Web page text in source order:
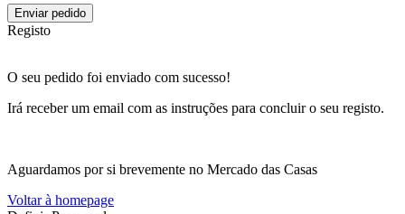
Enviar pedido
Registo
O seu pedido foi enviado com sucesso!
Irá receber um email com as instruções para concluir o seu registo.
Aguardamos por si brevemente no Mercado das Casas
Voltar à homepage